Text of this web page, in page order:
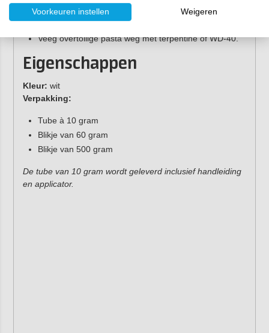
laagje schroevenpasta.
Bevestig het beslag zoals gewenst.
Veeg overtollige pasta weg met terpentine of WD-40.
Eigenschappen
Kleur: wit
Verpakking:
Tube à 10 gram
Blikje van 60 gram
Blikje van 500 gram
De tube van 10 gram wordt geleverd inclusief handleiding
en applicator.
Voorkeuren instellen Weigeren